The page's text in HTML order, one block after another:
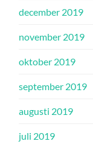
december 2019
november 2019
oktober 2019
september 2019
augusti 2019
juli 2019